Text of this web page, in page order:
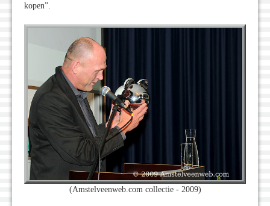
kopen”.
(Amstelveenweb.com collectie - 2009)